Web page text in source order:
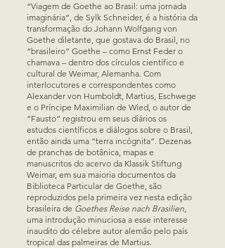
“Viagem de Goethe ao Brasil: uma jornada
imaginária”, de Sylk Schneider, é a história da
transformação do Johann Wolfgang von
Goethe diletante, que gostava do Brasil, no
“brasileiro” Goethe – como Ernst Feder o
chamava – dentro dos círculos científico e
cultural de Weimar, Alemanha. Com
interlocutores e correspondentes como
Alexander von Humboldt, Martius, Eschwege
e o Príncipe Maximilian de Wied, o autor de
“Fausto” registrou em seus diários os
estudos científicos e diálogos sobre o Brasil,
então ainda uma “terra incógnita”. Dezenas
de pranchas de botânica, mapas e
manuscritos do acervo da Klassik Stiftung
Weimar, em sua maioria documentos da
Biblioteca Particular de Goethe, são
reproduzidos pela primeira vez nesta edição
brasileira de Goethes Reise nach Brasilien,
uma introdução minuciosa a esse interesse
inaudito do célebre autor alemão pelo país
tropical das palmeiras de Martius.